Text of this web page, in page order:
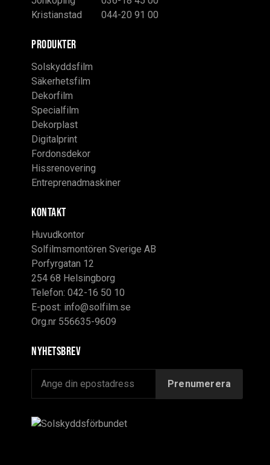
Kristianstad
044-20 91 00
PRODUKTER
Solskyddsfilm
Säkerhetsfilm
Dekorfilm
Specialfilm
Dekorplast
Digitalprint
Fordonsdekor
Hissrenovering
Entreprenadmaskiner
KONTAKT
Huvudkontor
Solfilmsmontören Sverige AB
Porfyrgatan 12
254 68 Helsingborg
Telefon: 042-16 50 10
E-post: info@solfilm.se
Org.nr 556635-9609
Nyhetsbrev